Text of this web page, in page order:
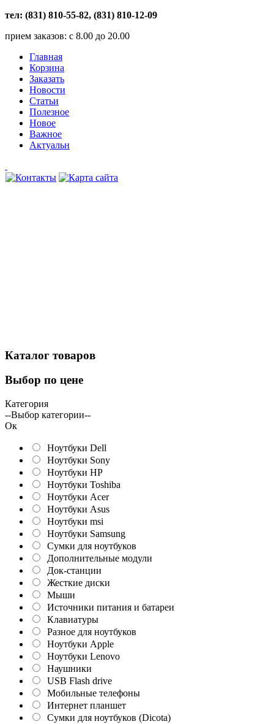
тел: (831) 810-55-82, (831) 810-12-09
прием заказов: с 8.00 до 20.00
Главная
Корзина
Заказать
Новости
Статьи
Полезное
Новое
Важное
Актуальн
Каталог товаров
Выбор по цене
Категория
--Выбор категории--
Ок
Ноутбуки Dell
Ноутбуки Sony
Ноутбуки HP
Ноутбуки Toshiba
Ноутбуки Acer
Ноутбуки Asus
Ноутбуки msi
Ноутбуки Samsung
Сумки для ноутбуков
Дополнительные модули
Док-станции
Жесткие диски
Мыши
Источники питания и батареи
Клавиатуры
Разное для ноутбуков
Ноутбуки Apple
Ноутбуки Lenovo
Наушники
USB Flash drive
Мобильные телефоны
Интернет планшет
Сумки для ноутбуков (Dicota)